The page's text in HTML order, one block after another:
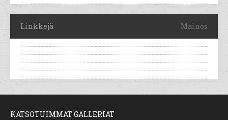
Linkkejä Mainos
KATSOTUIMMAT GALLERIAT